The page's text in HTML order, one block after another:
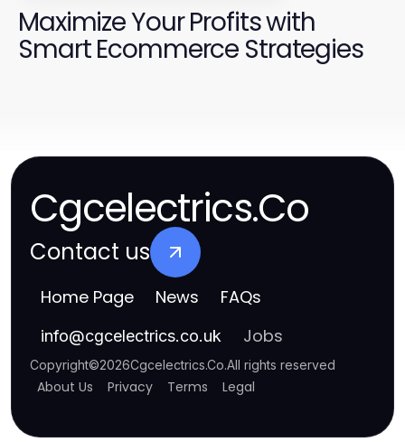
Maximize Your Profits with
Smart Ecommerce Strategies
Cgcelectrics.Co
Contact us
Home Page News FAQs
info@cgcelectrics.co.uk Jobs
Copyright©2026Cgcelectrics.Co.All rights reserved
About Us Privacy Terms Legal